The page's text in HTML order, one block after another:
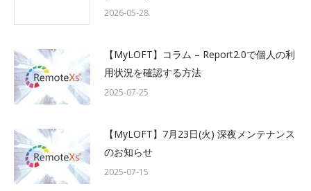
2026-05-28
【MyLOFT】コラム – Report2.0で個人の利
用状況を確認する方法
2025-07-25
【MyLOFT】7月23日(火) 深夜メンテナンス
のお知らせ
2025-07-15